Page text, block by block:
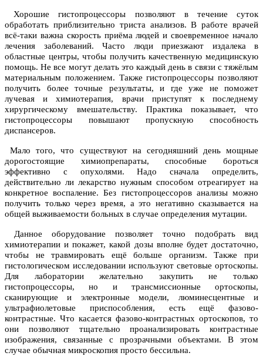
Хорошие гистопроцессоры позволяют в течение суток
обработать приблизительно триста анализов. В работе врачей
всё-таки важна скорость приёма людей и своевременное начало
лечения заболеваний. Часто люди приезжают издалека в
областные центры, чтобы получить качественную медицинскую
помощь. Не все могут делать это каждый день в связи с тяжёлым
материальным положением. Также гистопроцессоры позволяют
получить более точные результаты, и где уже не поможет
лучевая и химиотерапия, врачи приступят к последнему
хирургическому вмешательству. Практика показывает, что
гистопроцессоры повышают пропускную способность
диспансеров.
Мало того, что существуют на сегодняшний день мощные
дорогостоящие химиопрепараты, способные бороться
эффективно с опухолями. Надо сначала определить,
действительно ли лекарство нужным способом отреагирует на
конкретное воспаление. Без гистопроцессоров анализы можно
получить только через время, а это негативно сказывается на
общей выживаемости больных в случае определения мутации.
Данное оборудование позволяет точно подобрать вид
химиотерапии и покажет, какой дозы вполне будет достаточно,
чтобы не травмировать ещё больше организм. Также при
гистологическом исследовании используют световые ортоскопы.
Для лаборатории желательно закупить не только
гистопроцессоры, но и трансмиссионные ортоскопы,
сканирующие и электронные модели, люминесцентные и
ультрафиолетовые приспособления, есть ещё фазово-
контрастные. Что касается фазово-контрастных ортоскопов, то
они позволяют тщательно проанализировать контрастные
изображения, связанные с прозрачными объектами. В этом
случае обычная микроскопия просто бессильна.